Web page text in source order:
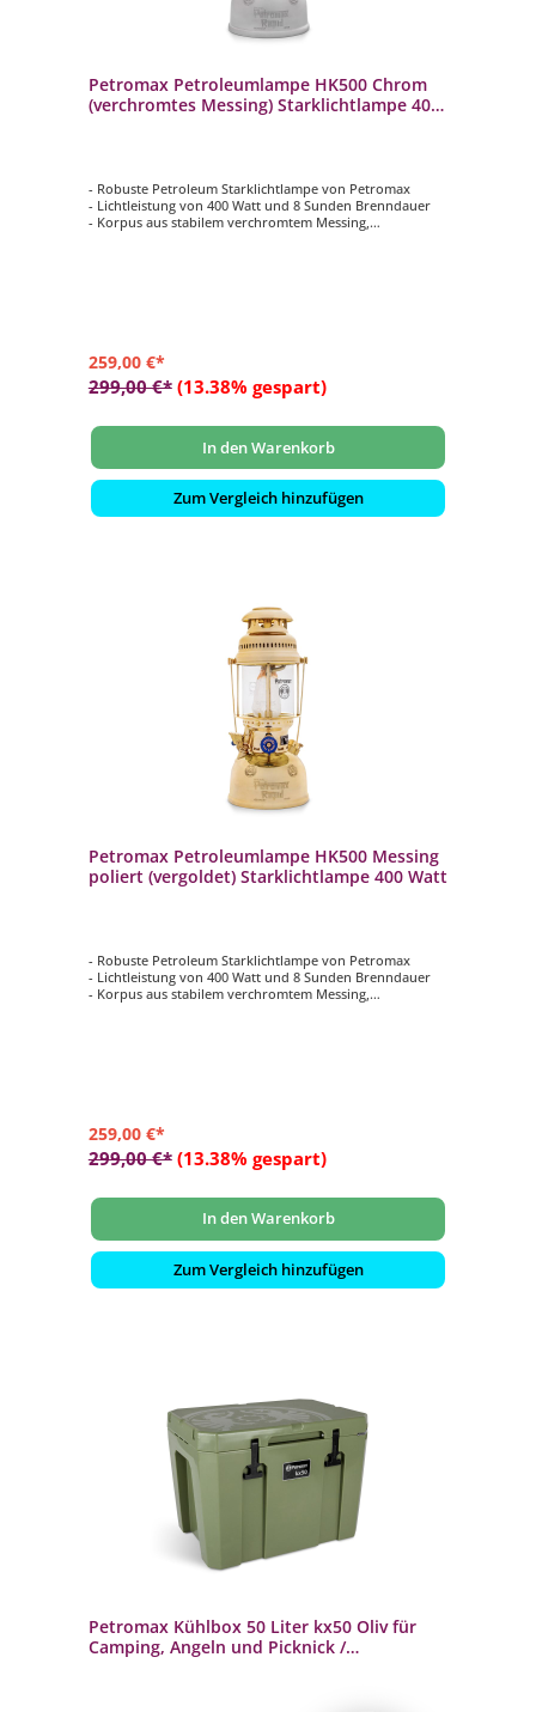
Petromax Petroleumlampe HK500 Chrom
(verchromtes Messing) Starklichtlampe 400
- Robuste Petroleum Starklichtlampe von Petromax
- Lichtleistung von 400 Watt und 8 Sunden Brenndauer
- Korpus aus stabilem verchromtem Messing,
259,00 €*
299,00 €* (13.38% gespart)
In den Warenkorb
Zum Vergleich hinzufügen
Petromax Petroleumlampe HK500 Messing
poliert (vergoldet) Starklichtlampe 400 Watt
- Robuste Petroleum Starklichtlampe von Petromax
- Lichtleistung von 400 Watt und 8 Sunden Brenndauer
- Korpus aus stabilem verchromtem Messing,
259,00 €*
299,00 €* (13.38% gespart)
In den Warenkorb
Zum Vergleich hinzufügen
Petromax Kühlbox 50 Liter kx50 Oliv für
Camping, Angeln und Picknick /